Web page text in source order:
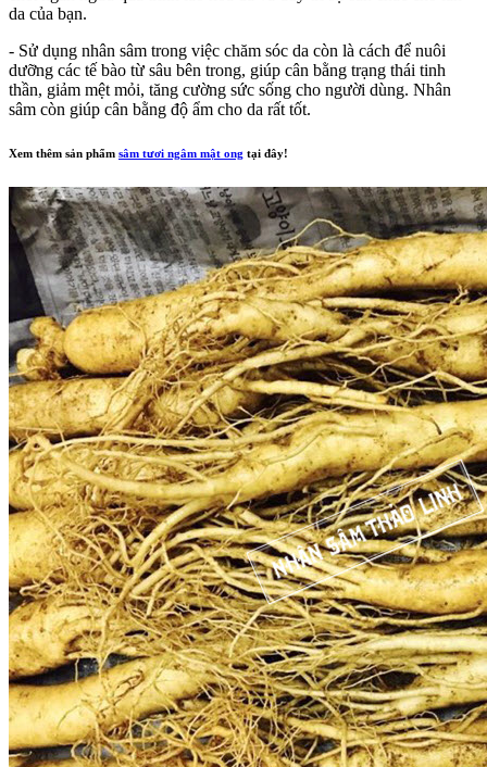
da của bạn.
- Sử dụng nhân sâm trong việc chăm sóc da còn là cách để nuôi
dưỡng các tế bào từ sâu bên trong, giúp cân bằng trạng thái tinh
thần, giảm mệt mỏi, tăng cường sức sống cho người dùng. Nhân
sâm còn giúp cân bằng độ ẩm cho da rất tốt.
Xem thêm sản phẩm sâm tươi ngâm mật ong tại đây!